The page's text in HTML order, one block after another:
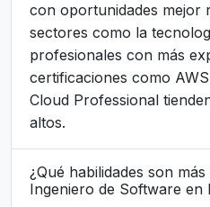
con oportunidades mejor
sectores como la
profesionales con más
certificaciones como
Cloud Professional
altos.
¿Qué habilidades son
Ingeniero de Software en